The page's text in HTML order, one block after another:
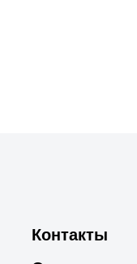
Контакты